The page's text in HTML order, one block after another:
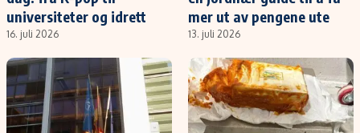
universiteter og idrett
16. juli 2026
mer ut av pengene ute
13. juli 2026